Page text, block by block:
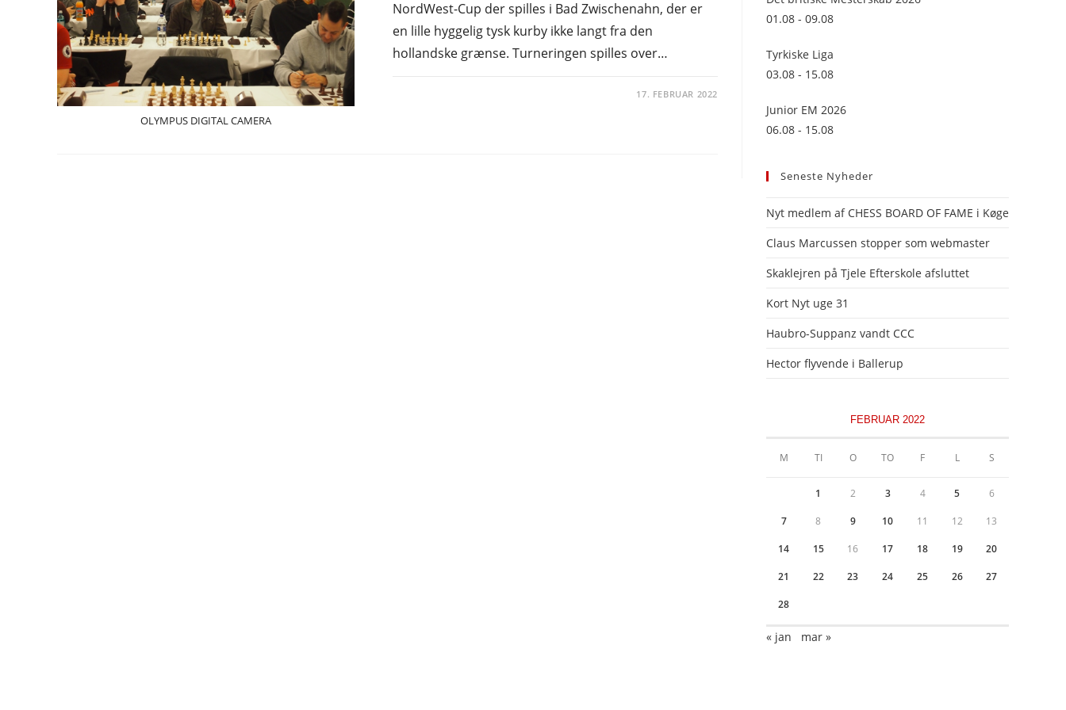
OLYMPUS DIGITAL CAMERA
NordWest-Cup der spilles i Bad Zwischenahn, der er
en lille hyggelig tysk kurby ikke langt fra den
hollandske grænse. Turneringen spilles over…
17. FEBRUAR 2022
01.08 - 09.08
Tyrkiske Liga
03.08 - 15.08
Junior EM 2026
06.08 - 15.08
Seneste Nyheder
Nyt medlem af CHESS BOARD OF FAME i Køge
Claus Marcussen stopper som webmaster
Skaklejren på Tjele Efterskole afsluttet
Kort Nyt uge 31
Haubro-Suppanz vandt CCC
Hector flyvende i Ballerup
FEBRUAR 2022
M TI O TO F L S
1 2 3 4 5 6
7 8 9 10 11 12 13
14 15 16 17 18 19 20
21 22 23 24 25 26 27
28
« jan mar »